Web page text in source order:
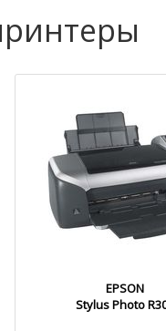
EPSON
Stylus Photo